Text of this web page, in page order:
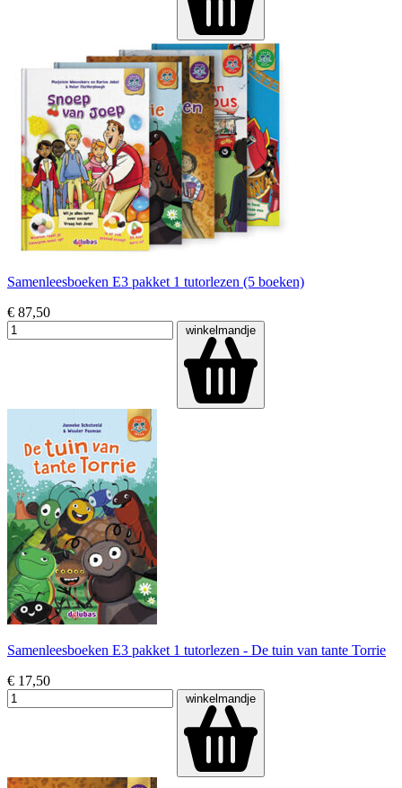
Samenleesboeken E3 pakket 1 tutorlezen (5 boeken)
€ 87,50
winkelmandje
Samenleesboeken E3 pakket 1 tutorlezen - De tuin van tante Torrie
€ 17,50
winkelmandje